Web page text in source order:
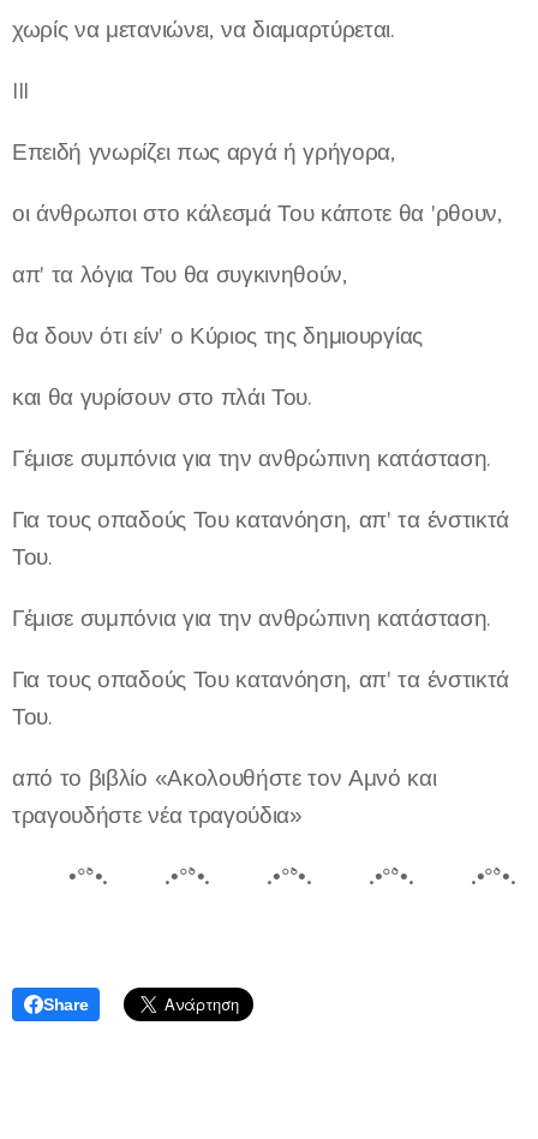
χωρίς να μετανιώνει, να διαμαρτύρεται.
III
Επειδή γνωρίζει πως αργά ή γρήγορα,
οι άνθρωποι στο κάλεσμά Του κάποτε θα 'ρθουν,
απ' τα λόγια Του θα συγκινηθούν,
θα δουν ότι είν' ο Κύριος της δημιουργίας
και θα γυρίσουν στο πλάι Του.
Γέμισε συμπόνια για την ανθρώπινη κατάσταση.
Για τους οπαδούς Του κατανόηση, απ' τα ένστικτά
Του.
Γέμισε συμπόνια για την ανθρώπινη κατάσταση.
Για τους οπαδούς Του κατανόηση, απ' τα ένστικτά
Του.
από το βιβλίο «Ακολουθήστε τον Αμνό και
τραγουδήστε νέα τραγούδια»
💞💞•°``°•.💞💞.•°``°•.💞💞.•°``°•.💞💞.•°``°•.💞💞.•°``°•.
Share